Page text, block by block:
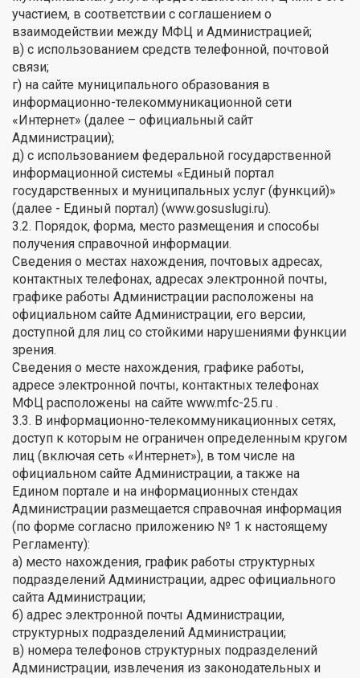
участием, в соответствии с соглашением о
взаимодействии между МФЦ и Администрацией;
в) с использованием средств телефонной, почтовой
связи;
г) на сайте муниципального образования в
информационно-телекоммуникационной сети
«Интернет» (далее – официальный сайт
Администрации);
д) с использованием федеральной государственной
информационной системы «Единый портал
государственных и муниципальных услуг (функций)»
(далее - Единый портал) (www.gosuslugi.ru).
3.2. Порядок, форма, место размещения и способы
получения справочной информации.
Сведения о местах нахождения, почтовых адресах,
контактных телефонах, адресах электронной почты,
графике работы Администрации расположены на
официальном сайте Администрации, его версии,
доступной для лиц со стойкими нарушениями функции
зрения.
Сведения о месте нахождения, графике работы,
адресе электронной почты, контактных телефонах
МФЦ расположены на сайте www.mfc-25.гu .
3.3. В информационно-телекоммуникационных сетях,
доступ к которым не ограничен определенным кругом
лиц (включая сеть «Интернет»), в том числе на
официальном сайте Администрации, а также на
Едином портале и на информационных стендах
Администрации размещается справочная информация
(по форме согласно приложению № 1 к настоящему
Регламенту):
а) место нахождения, график работы структурных
подразделений Администрации, адрес официального
сайта Администрации;
б) адрес электронной почты Администрации,
структурных подразделений Администрации;
в) номера телефонов структурных подразделений
Администрации, извлечения из законодательных и